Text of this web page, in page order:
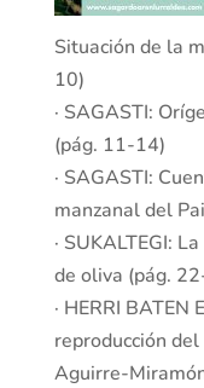
Situación de la
10)
· SAGASTI:
(pág. 11-14)
· SAGASTI:
manzanal del
· SUKALTEGI:
de oliva (pág.
· HERRI BATEN
reproducción
Aguirre-